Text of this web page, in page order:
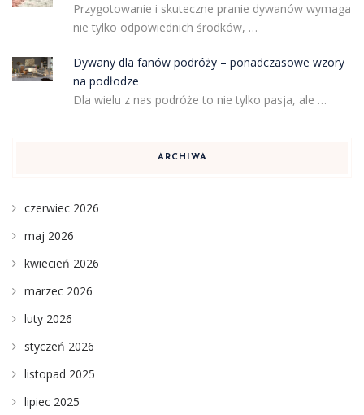
Przygotowanie i skuteczne pranie dywanów wymaga
nie tylko odpowiednich środków, …
Dywany dla fanów podróży – ponadczasowe wzory
na podłodze
Dla wielu z nas podróże to nie tylko pasja, ale …
ARCHIWA
czerwiec 2026
maj 2026
kwiecień 2026
marzec 2026
luty 2026
styczeń 2026
listopad 2025
lipiec 2025